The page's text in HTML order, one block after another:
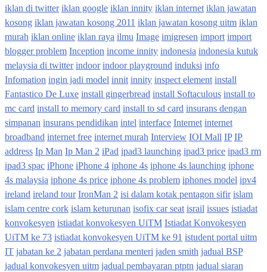
iklan di twitter iklan google iklan innity iklan internet iklan jawatan
kosong iklan jawatan kosong 2011 iklan jawatan kosong uitm iklan
murah iklan online iklan raya ilmu Image imigresen import import
blogger problem Inception income innity indonesia indonesia kutuk
melaysia di twitter indoor indoor playground induksi info
Infomation ingin jadi model innit innity inspect element install
Fantastico De Luxe install gingerbread install Softaculous install to
mc card install to memory card install to sd card insurans dengan
simpanan insurans pendidikan intel interface Internet internet
broadband internet free internet murah Interview IOI Mall IP IP
address Ip Man Ip Man 2 iPad ipad3 launching ipad3 price ipad3 rm
ipad3 spac iPhone iPhone 4 iphone 4s iphone 4s launching iphone
4s malaysia iphone 4s price iphone 4s problem iphones model ipv4
ireland ireland tour IronMan 2 isi dalam kotak pentagon sifir islam
islam centre cork islam keturunan isofix car seat israil issues istiadat
konvokesyen istiadat konvokesyen UiTM Istiadat Konvokesyen
UiTM ke 73 istiadat konvokesyen UiTM ke 91 istudent portal uitm
IT jabatan ke 2 jabatan perdana menteri jaden smith jadual BSP
jadual konvokesyen uitm jadual pembayaran ptptn jadual siaran